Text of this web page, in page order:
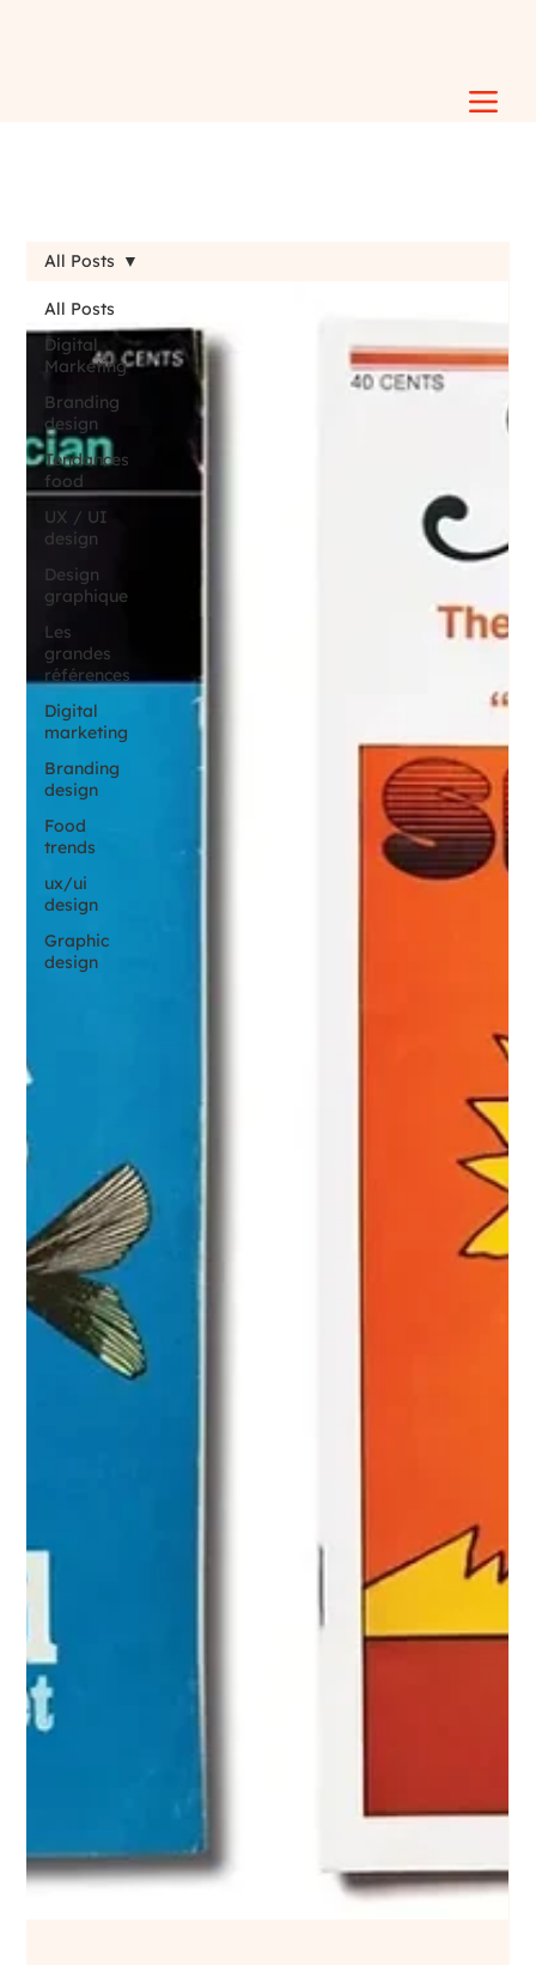
All Posts
Digital
Marketing
Branding
design
Tendances
food
UX / UI
design
Design
graphique
Les
grandes
références
Digital
marketing
Branding
design
Food
trends
ux/ui
design
Graphic
design
All Posts